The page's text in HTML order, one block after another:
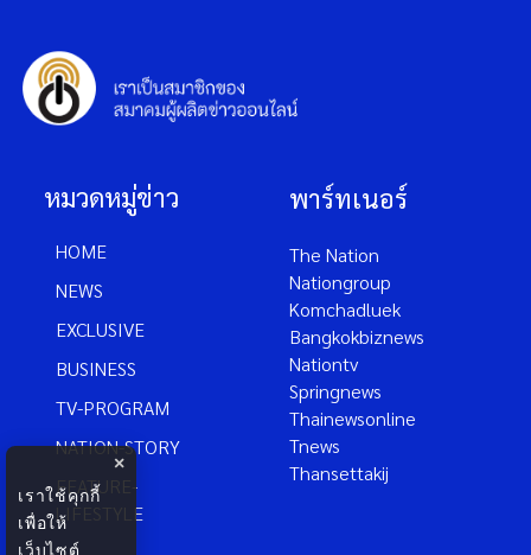
หมวดหมู่ข่าว
HOME
NEWS
EXCLUSIVE
BUSINESS
TV-PROGRAM
NATION-STORY
FEATURE-
LIFESTYLE
พาร์ทเนอร์
The Nation
Nationgroup
Komchadluek
Bangkokbiznews
Nationtv
Springnews
Thainewsonline
Tnews
Thansettakij
×
เราใช้คุกกี้
เพื่อให้
เว็บไซต์